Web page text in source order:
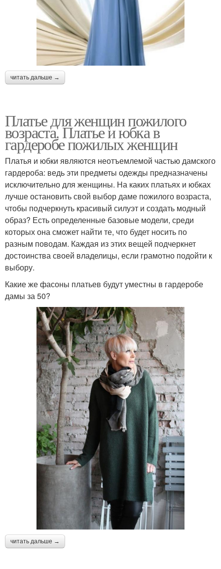
читать дальше →
Платье для женщин пожилого
возраста. Платье и юбка в
гардеробе пожилых женщин
Платья и юбки являются неотъемлемой частью дамского
гардероба: ведь эти предметы одежды предназначены
исключительно для женщины. На каких платьях и юбках
лучше остановить свой выбор даме пожилого возраста,
чтобы подчеркнуть красивый силуэт и создать модный
образ? Есть определенные базовые модели, среди
которых она сможет найти те, что будет носить по
разным поводам. Каждая из этих вещей подчеркнет
достоинства своей владелицы, если грамотно подойти к
выбору.
Какие же фасоны платьев будут уместны в гардеробе
дамы за 50?
читать дальше →